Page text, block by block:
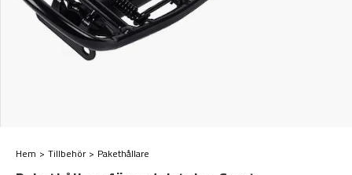
Hem Tillbehör Pakethållare